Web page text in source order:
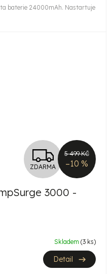
baterie 24000mAh. Nastartuje
Z
D
A
M
A
ZDARMA
5 499 KČ
–10 %
3000 -
Skladem (3 ks)
Detail